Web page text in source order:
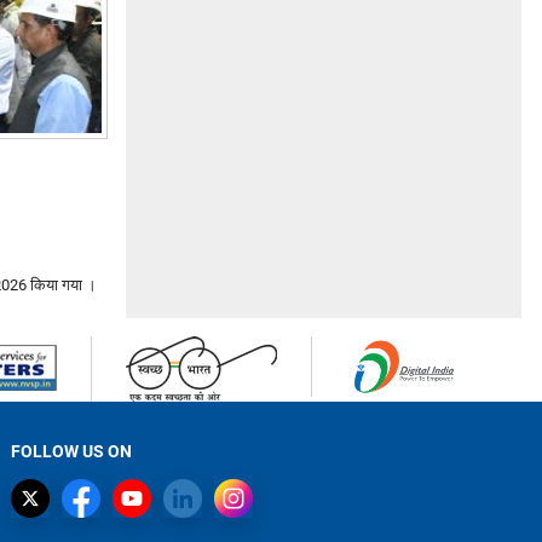
किया गया ।
FOLLOW US ON